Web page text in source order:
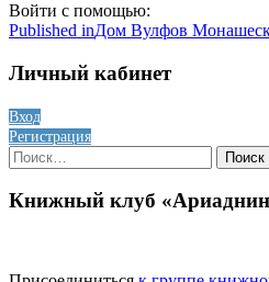
Войти с помощью:
Навигация
по
Published inДом Вулфов
Личный кабинет
Вход
Регистрация
Найти:
Книжный клуб